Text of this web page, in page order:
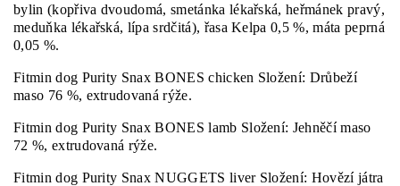
bylin (kopřiva dvoudomá, smetánka lékařská, heřmánek pravý,
meduňka lékařská, lípa srdčitá), řasa Kelpa 0,5 %, máta peprná
0,05 %.
Fitmin dog Purity Snax BONES chicken Složení: Drůbeží
maso 76 %, extrudovaná rýže.
Fitmin dog Purity Snax BONES lamb Složení: Jehněčí maso
72 %, extrudovaná rýže.
Fitmin dog Purity Snax NUGGETS liver Složení: Hovězí játra